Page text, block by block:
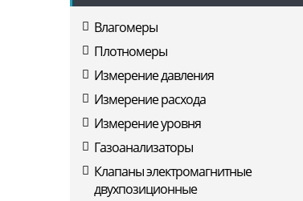
Влагомеры
Плотномеры
Измерение давления
Измерение расхода
Измерение уровня
Газоанализаторы
Клапаны электромагнитные
двухпозиционные